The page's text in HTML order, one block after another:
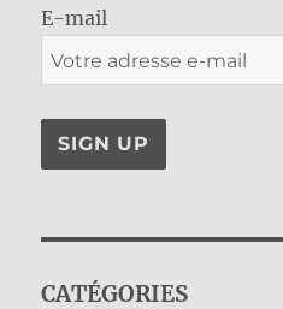
E-mail
CATÉGORIES